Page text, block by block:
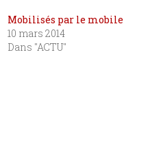
Mobilisés par le mobile
10 mars 2014
Dans "ACTU"